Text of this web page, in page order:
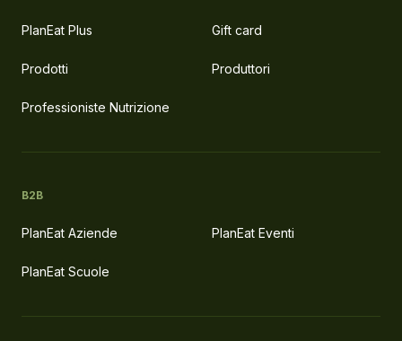
PlanEat Plus Gift card
Prodotti Produttori
Professioniste Nutrizione
B2B
PlanEat Aziende PlanEat Eventi
PlanEat Scuole